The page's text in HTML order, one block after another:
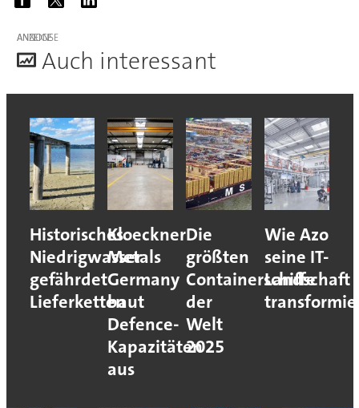
ANZEIGE
Auch interessant
Historisches
Niedrigwasser
gefährdet
Lieferketten
Kloeckner
Metals
Germany
baut
Defence-
Kapazitäten
aus
Die
größten
Containerschiffe
der
Welt
2025
Wie Azo
seine IT-
Landschaft